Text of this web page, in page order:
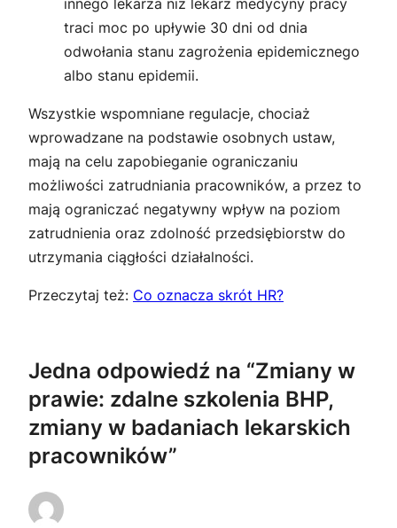
traci moc po upływie 30 dni od dnia
odwołania stanu zagrożenia epidemicznego
albo stanu epidemii.
Wszystkie wspomniane regulacje, chociaż
wprowadzane na podstawie osobnych ustaw,
mają na celu zapobieganie ograniczaniu
możliwości zatrudniania pracowników, a przez to
mają ograniczać negatywny wpływ na poziom
zatrudnienia oraz zdolność przedsiębiorstw do
utrzymania ciągłości działalności.
Przeczytaj też: Co oznacza skrót HR?
Jedna odpowiedź na “Zmiany w
prawie: zdalne szkolenia BHP,
zmiany w badaniach lekarskich
pracowników”